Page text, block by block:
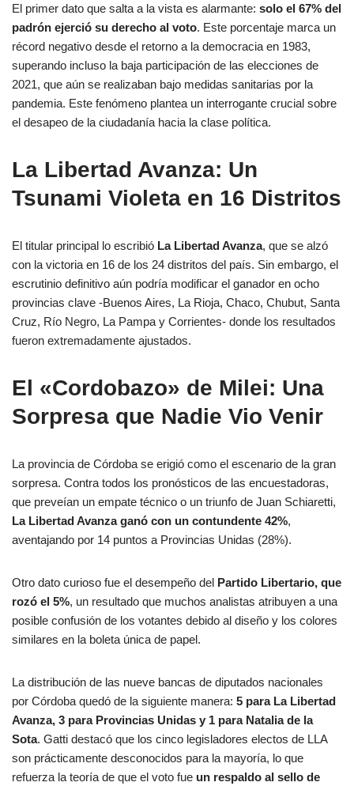
El primer dato que salta a la vista es alarmante: solo el 67% del
padrón ejerció su derecho al voto. Este porcentaje marca un
récord negativo desde el retorno a la democracia en 1983,
superando incluso la baja participación de las elecciones de
2021, que aún se realizaban bajo medidas sanitarias por la
pandemia. Este fenómeno plantea un interrogante crucial sobre
el desapeo de la ciudadanía hacia la clase política.
La Libertad Avanza: Un
Tsunami Violeta en 16 Distritos
El titular principal lo escribió La Libertad Avanza, que se alzó
con la victoria en 16 de los 24 distritos del país. Sin embargo, el
escrutinio definitivo aún podría modificar el ganador en ocho
provincias clave -Buenos Aires, La Rioja, Chaco, Chubut, Santa
Cruz, Río Negro, La Pampa y Corrientes- donde los resultados
fueron extremadamente ajustados.
El «Cordobazo» de Milei: Una
Sorpresa que Nadie Vio Venir
La provincia de Córdoba se erigió como el escenario de la gran
sorpresa. Contra todos los pronósticos de las encuestadoras,
que preveían un empate técnico o un triunfo de Juan Schiaretti,
La Libertad Avanza ganó con un contundente 42%,
aventajando por 14 puntos a Provincias Unidas (28%).
Otro dato curioso fue el desempeño del Partido Libertario, que
rozó el 5%, un resultado que muchos analistas atribuyen a una
posible confusión de los votantes debido al diseño y los colores
similares en la boleta única de papel.
La distribución de las nueve bancas de diputados nacionales
por Córdoba quedó de la siguiente manera: 5 para La Libertad
Avanza, 3 para Provincias Unidas y 1 para Natalia de la
Sota. Gatti destacó que los cinco legisladores electos de LLA
son prácticamente desconocidos para la mayoría, lo que
refuerza la teoría de que el voto fue un respaldo al sello de